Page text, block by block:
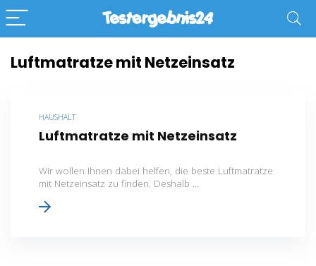
Luftmatratze mit Netzeinsatz
HAUSHALT
Luftmatratze mit Netzeinsatz
Wir wollen Ihnen dabei helfen, die beste Luftmatratze
mit Netzeinsatz zu finden. Deshalb ...